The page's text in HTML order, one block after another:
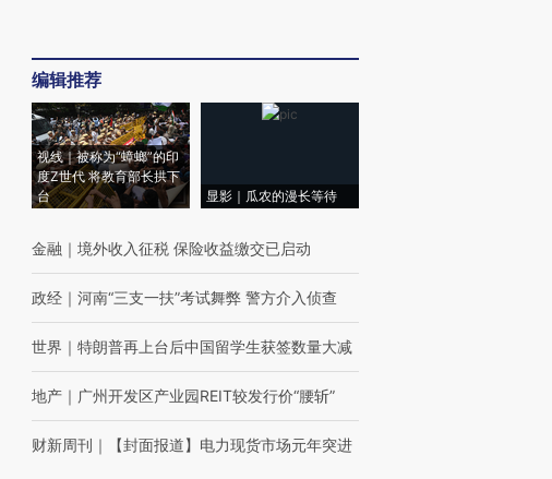
编辑推荐
视线｜被称为“蟑螂”的印
度Z世代 将教育部长拱下
台
显影｜瓜农的漫长等待
金融 ｜ 境外收入征税 保险收益缴交已启动
政经 ｜ 河南“三支一扶”考试舞弊 警方介入侦查
世界 ｜ 特朗普再上台后中国留学生获签数量大减
地产 ｜ 广州开发区产业园REIT较发行价“腰斩”
财新周刊 ｜ 【封面报道】电力现货市场元年突进